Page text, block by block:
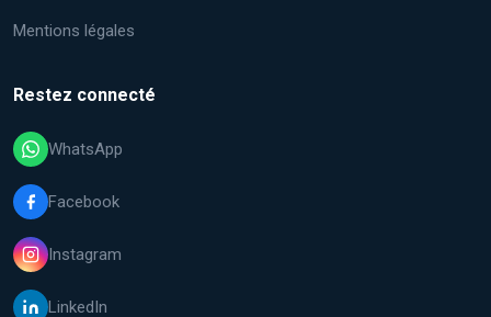
Mentions légales
Restez connecté
WhatsApp
Facebook
Instagram
LinkedIn